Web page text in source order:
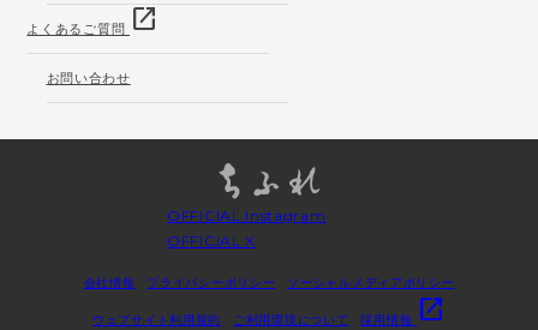
よくあるご質問 open_in_new
お問い合わせ
OFFICIAL Instagram
OFFICIAL X
会社情報 プライバシーポリシー ソーシャルメディアポリシー
ウェブサイト利用規約 ご利用環境について 採用情報 open_in_new